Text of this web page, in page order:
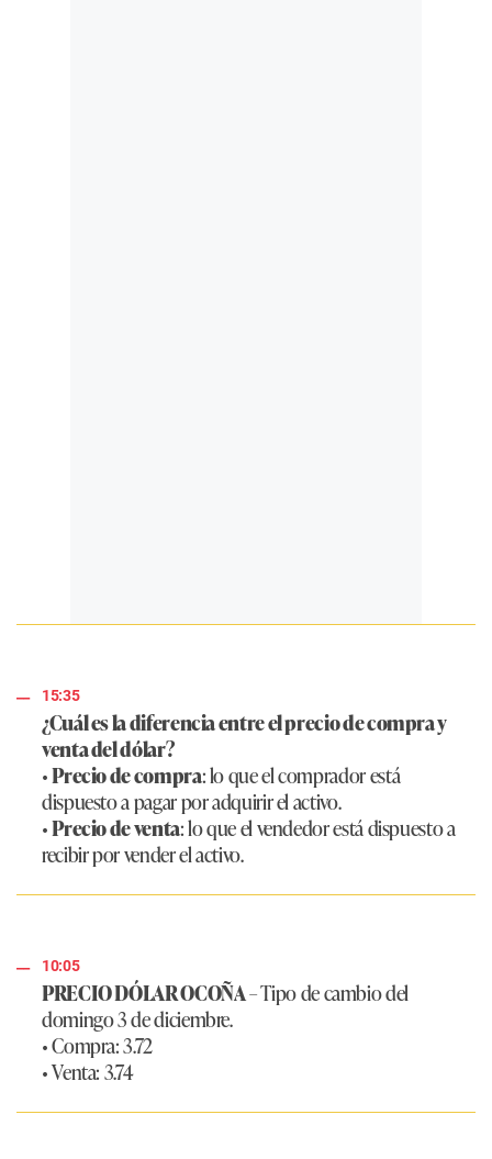
15:35
¿Cuál es la diferencia entre el precio de compra y
venta del dólar?
•Precio de compra: lo que el comprador está
dispuesto a pagar por adquirir el activo.
•Precio de venta: lo que el vendedor está dispuesto a
recibir por vender el activo.
10:05
PRECIO DÓLAR OCOÑA– Tipo de cambio del
domingo 3 de diciembre.
• Compra: 3.72
• Venta: 3.74